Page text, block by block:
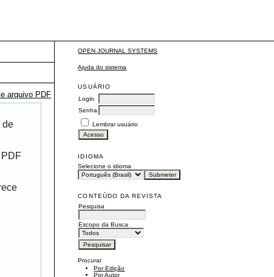
OPEN JOURNAL SYSTEMS
Ajuda do sistema
USUÁRIO
Login
Senha
Lembrar usuário
IDIOMA
Selecione o idioma
CONTEÚDO DA REVISTA
Pesquisa
Escopo da Busca
Procurar
Por Edição
Por Autor
arquivo PDF
de
PDF